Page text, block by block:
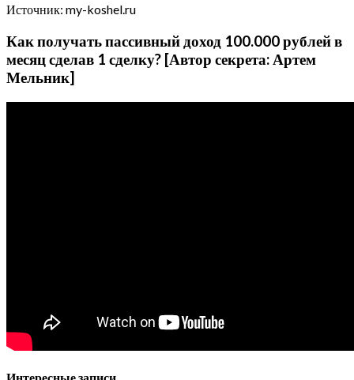
Источник: my-koshel.ru
Как получать пассивный доход 100.000 рублей в
месяц сделав 1 сделку? [Автор секрета: Артем
Мельник]